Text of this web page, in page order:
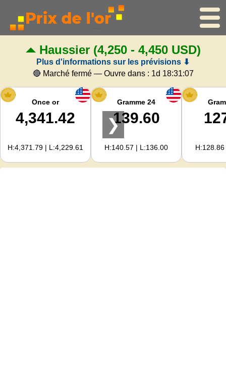
Accueil
Cours de l'or
Cours de l'argent
Calculateur d'or
Pour les Webmasters
Haussier(4,250 - 4,450 USD)
Plus d'informations sur les prévisions ⬇
🔴 Marché fermé — Ouvre dans : 1d 18:31:07
Once or
4,341.42
H:4,371.79 | L:4,229.61
Gramme 24
139.60
H:140.57 | L:136.00
❯